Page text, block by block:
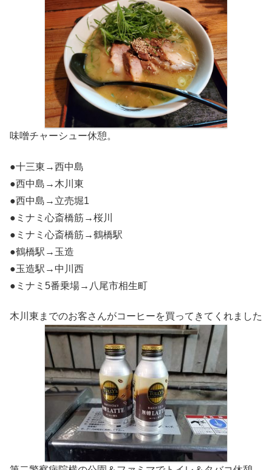
味噌チャーシュー休憩。
●十三東→西中島
●西中島→木川東
●西中島→立売堀1
●ミナミ心斎橋筋→桜川
●ミナミ心斎橋筋→鶴橋駅
●鶴橋駅→玉造
●玉造駅→中川西
●ミナミ5番乗場→八尾市相生町
木川東までのお客さんがコーヒーを買ってきてくれました